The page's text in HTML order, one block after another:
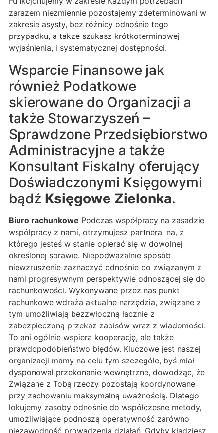
zarazem niezmiennie pozostajemy zdeterminowani w
zakresie asysty, bez różnicy odnośnie tego
przypadku, a także szukasz krótkoterminowej
wyjaśnienia, i systematycznej dostępności.
Wsparcie Finansowe jak
również Podatkowe
skierowane do Organizacji a
także Stowarzyszeń –
Sprawdzone Przedsiębiorstwo
Administracyjne a także
Konsultant Fiskalny oferujący
Doświadczonymi Księgowymi
bądź Księgowe Zielonka.
Biuro rachunkowe Podczas współpracy na zasadzie
współpracy z nami, otrzymujesz partnera, na, z
którego jesteś w stanie opierać się w dowolnej
określonej sprawie. Niepodważalnie sposób
niewzruszenie zaznaczyć odnośnie do związanym z
nami progresywnym perspektywie odnoszącej się do
rachunkowości. Wykonywane przez nas punkt
rachunkowe wdraża aktualne narzędzia, związane z
tym umożliwiają bezzwłoczną łącznie z
zabezpieczoną przekaz zapisów wraz z wiadomości.
To ani ogólnie wspiera kooperację, ale także
prawdopodobieństwo błędów. Kluczowe jest naszej
organizacji mamy na celu tym szczególe, byś miał
dysponował przekonanie wewnętrzne, dowodząc, że
Związane z Tobą rzeczy pozostają koordynowane
przy zachowaniu maksymalną uważnością. Dlatego
lokujemy zasoby odnośnie do współczesne metody,
umożliwiające podnoszą operatywność zarówno
niezawodność prowadzenia działań. Gdyby kładziesz